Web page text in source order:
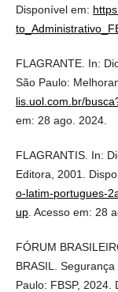
Disponível em:
FLAGRANTE. In:
São Paulo:
lis.uol.com.br/
em: 28 ago. 2024.
FLAGRANTIS. In:
Editora, 2001.
o-latim-portugues-
up. Acesso em: 28
FÓRUM
BRASIL.
Paulo: FBSP, 2024.